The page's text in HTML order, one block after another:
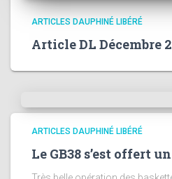
ARTICLES DAUPHINÉ LIBÉRÉ
Article DL Décembre
ARTICLES DAUPHINÉ LIBÉRÉ
Le GB38 s’est offert